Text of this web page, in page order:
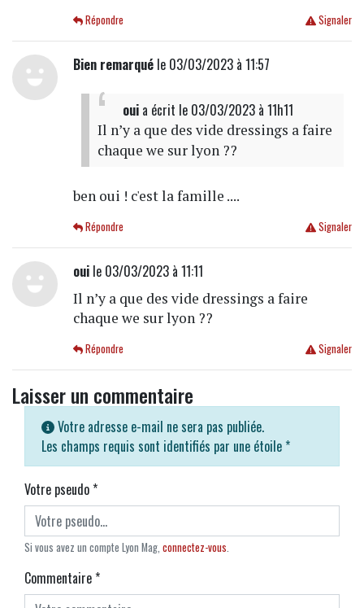
Signaler
Répondre
Bien remarquéle 03/03/2023 à 11:57
ouia écrit le 03/03/2023 à 11h11
Il n’y a que des vide dressings a faire
chaque we sur lyon ??
ben oui ! c'est la famille ....
Signaler
Répondre
ouile 03/03/2023 à 11:11
Il n’y a que des vide dressings a faire
chaque we sur lyon ??
Signaler
Répondre
Laisser un commentaire
Votre adresse e-mail ne sera pas publiée.
Les champs requis sont identifiés par une étoile *
Votre pseudo*
Si vous avez un compte Lyon Mag, connectez-vous.
Commentaire*